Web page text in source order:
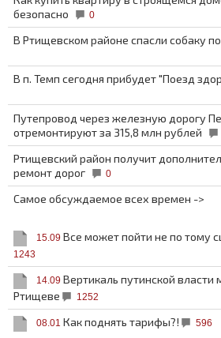
безопасно
0
В Ртищевском районе спасли собаку
В п. Темп сегодня прибудет "Поезд
Путепровод через железную дорогу
отремонтируют за 315,8 млн рублей
Ртищевский район получит
ремонт дорог
0
Самое обсуждаемое всех времен ->
15.09 Все может пойти не по тому
1243
14.09 Вертикаль путинской власти
Ртищеве
1252
08.01 Как поднять тарифы?! 596